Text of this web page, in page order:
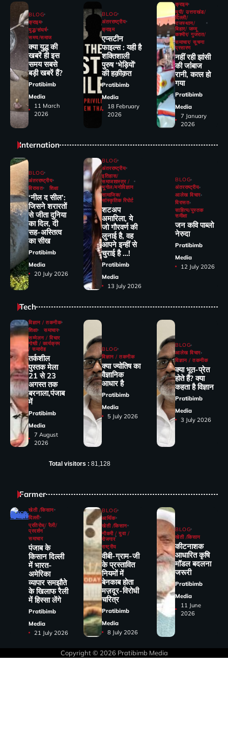
BLOG
क्राइम
युद्ध/संघर्ष
समय/समाज
क्या युद्ध की
खबरें ही इस
समय सबसे
बड़ी खबरें हैं?
Pratibimb
Media
11 March
2026
BLOG
अंतरराष्ट्रीय
क्राइम
एप्सटीन
फाइल्स : यही है
शक्तिशाली
पुरुष ‘भेड़ियों’
की हक़ीक़त
Pratibimb
Media
18 February
2026
क्राइम
यूपी/ उत्तराखंड/
दिल्ली/
राजस्थान/
बिहार/ जम्मू
कश्मीर/ गुजरात/
समाचार/ सूचना
प्रसारण
नहीं रही झांसी
की जांंबाज
रानी, कत्‍ल हो
गया
Pratibimb
Media
7 January
2026
Internation
BLOG
अंतरराष्ट्रीय
विरासत
शिक्षा
‘नील द सील’:
जिसने शरारतों
से जीता दुनिया
का दिल, दी
सह-अस्तित्व
का सीख
Pratibimb
Media
20 July 2026
BLOG
अंतरराष्ट्रीय
इतिहास/
समाजशास्त्र /
भूगोल/मनोविज्ञान
सामाजिक/
सांस्कृतिक रिपोर्ट
शटअप
अमारिला, ये
जो गौरवर्ण की
लुनाई है, वह
आपने इन्हीं से
चुराई है …!
Pratibimb
Media
13 July 2026
BLOG
अंतरराष्ट्रीय
आलेख विचार
विरासत
साहित्य/पुस्तक
समीक्षा
जन कवि पाब्लो
नेरुदा
Pratibimb
Media
12 July 2026
Tech
विज्ञान / तकनीक
शिक्षा
समाचार
सम्मेलन / विचार
गोष्ठी / कार्यक्रम
/ समारोह
तर्कशील
पुस्तक मेला
21 से 23
अगस्त तक
बरनाला,पंजाब
में
Pratibimb
Media
7 August
2026
BLOG
विज्ञान / तकनीक
क्या ज्योतिष का
वैज्ञानिक
आधार है
Pratibimb
Media
5 July 2026
BLOG
आलेख विचार
विज्ञान / तकनीक
क्या भूत-प्रेत
होते हैं? क्या
कहता है विज्ञान
Pratibimb
Media
3 July 2026
Total visitors : 81,128
Farmer
खेती /किसान
दिल्ली
प्रतिरोध/ रैली/
प्रदर्शन
समाचार
पंजाब के
किसान दिल्ली
में भारत-
अमेरिका
व्यापार समझौते
के खिलाफ रैली
में हिस्सा लेंगे
Pratibimb
Media
21 July 2026
BLOG
आर्थिक
खेती /किसान
नौकरी / युवा /
रोजगार
राष्ट्रीय
वीबी-ग्राम-जी
के प्रस्तावित
नियमों में
बेनकाब होता
मज़दूर-विरोधी
चरित्र
Pratibimb
Media
8 July 2026
BLOG
खेती /किसान
कीटनाशक
आधारित कृषि
मॉडल बदलना
जरूरी
Pratibimb
Media
11 June
2026
Copyright © 2026 Pratibimb Media